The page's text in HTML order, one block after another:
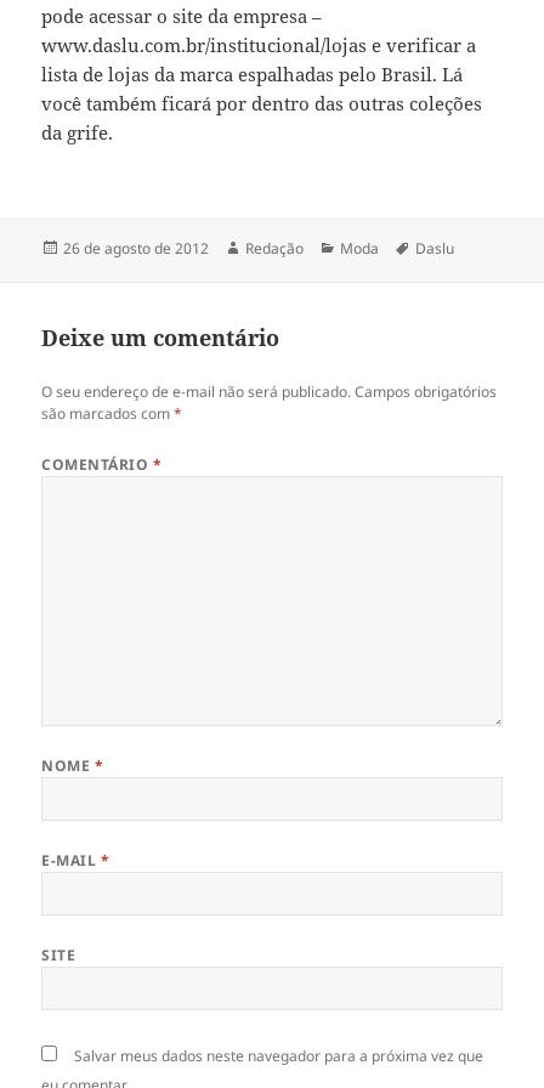
pode acessar o site da empresa –
www.daslu.com.br/institucional/lojas e verificar a
lista de lojas da marca espalhadas pelo Brasil. Lá
você também ficará por dentro das outras coleções
da grife.
Publicado
26 de agosto de 2012 Autor
Redação Categorias
Moda Tags
Daslu
Deixe um comentário
O seu endereço de e-mail não será publicado. Campos obrigatórios
são marcados com*
COMENTÁRIO *
NOME *
E-MAIL *
SITE
Salvar meus dados neste navegador para a próxima vez que